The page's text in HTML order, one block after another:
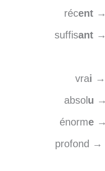
récent→
suffisant→
vrai →
absol u →
énorme→
profond →